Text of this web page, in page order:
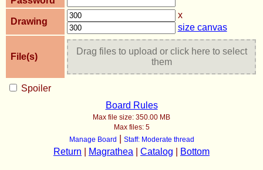
Drawing
x
size canvas
File(s)
Drag files to upload or click here to select
them
Spoiler
Board Rules
Max file size: 350.00 MB
Max files: 5
Manage Board
Staff: Moderate thread
Return Magrathea Catalog Bottom